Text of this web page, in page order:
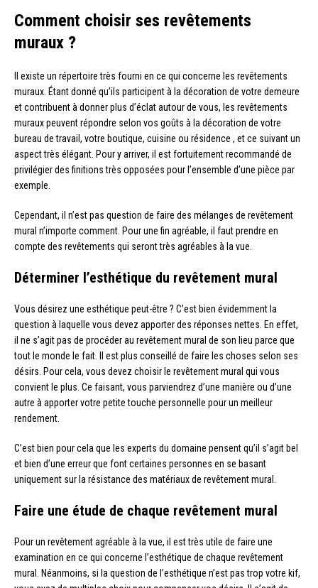
Comment choisir ses revêtements
muraux ?
Il existe un répertoire très fourni en ce qui concerne les revêtements
muraux. Étant donné qu’ils participent à la décoration de votre demeure
et contribuent à donner plus d’éclat autour de vous, les revêtements
muraux peuvent répondre selon vos goûts à la décoration de votre
bureau de travail, votre boutique, cuisine ou résidence , et ce suivant un
aspect très élégant. Pour y arriver, il est fortuitement recommandé de
privilégier des finitions très opposées pour l’ensemble d’une pièce par
exemple.
Cependant, il n’est pas question de faire des mélanges de revêtement
mural n’importe comment. Pour une fin agréable, il faut prendre en
compte des revêtements qui seront très agréables à la vue.
Déterminer l’esthétique du revêtement mural
Vous désirez une esthétique peut-être ? C’est bien évidemment la
question à laquelle vous devez apporter des réponses nettes. En effet,
il ne s’agit pas de procéder au revêtement mural de son lieu parce que
tout le monde le fait. Il est plus conseillé de faire les choses selon ses
désirs. Pour cela, vous devez choisir le revêtement mural qui vous
convient le plus. Ce faisant, vous parviendrez d’une manière ou d’une
autre à apporter votre petite touche personnelle pour un meilleur
rendement.
C’est bien pour cela que les experts du domaine pensent qu’il s’agit bel
et bien d’une erreur que font certaines personnes en se basant
uniquement sur la résistance des matériaux de revêtement mural.
Faire une étude de chaque revêtement mural
Pour un revêtement agréable à la vue, il est très utile de faire une
examination en ce qui concerne l’esthétique de chaque revêtement
mural. Néanmoins, si la question de l’esthétique n’est pas trop votre kif,